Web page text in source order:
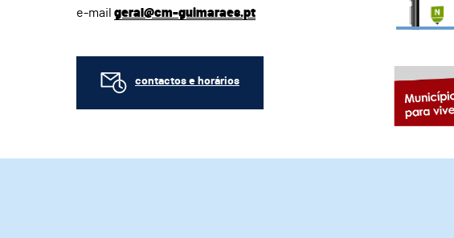
e-mail geral@cm-guimaraes.pt
contactos e horários